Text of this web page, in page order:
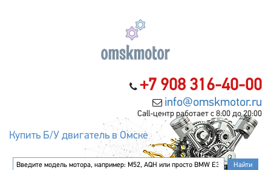
+7 908 316-40-00
info@omskmotor.ru
Call-центр работает с 8:00 до 20:00
Купить Б/У двигатель в Омске